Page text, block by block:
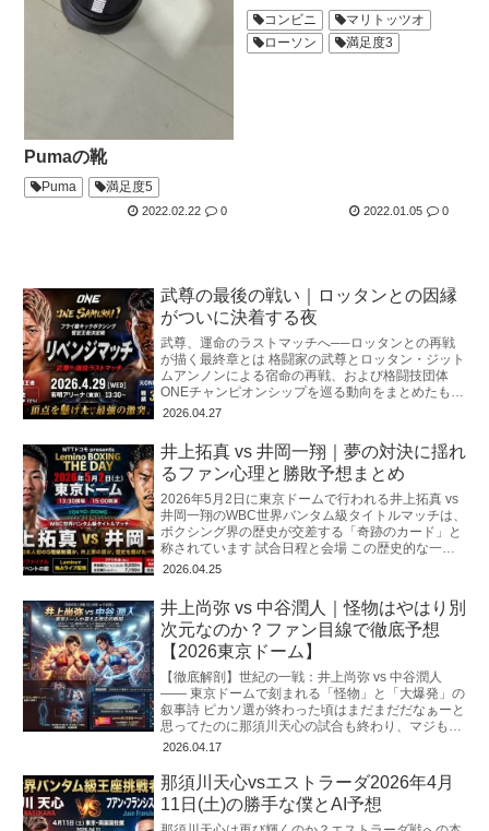
Pumaの靴
Puma 満足度5
2022.02.22 0
コンビニ
マリトッツオ
ローソン
満足度3
2022.01.05 0
武尊の最後の戦い｜ロッタンとの因縁
がついに決着する夜
武尊、運命のラストマッチへ──ロッタンとの再戦
が描く最終章とは 格闘家の武尊とロッタン・ジット
ムアンノンによる宿命の再戦、および格闘技団体
ONEチャンピオンシップを巡る動向をまとめたもの
です。 両者は2025年3月の初対
2026.04.27
井上拓真 vs 井岡一翔｜夢の対決に揺れ
るファン心理と勝敗予想まとめ
2026年5月2日に東京ドームで行われる井上拓真 vs
井岡一翔のWBC世界バンタム級タイトルマッチは、
ボクシング界の歴史が交差する「奇跡のカード」と
称されています 試合日程と会場 この歴史的な一戦
は、2026年5月2日
2026.04.25
井上尚弥 vs 中谷潤人｜怪物はやはり別
次元なのか？ファン目線で徹底予想
【2026東京ドーム】
【徹底解剖】世紀の一戦：井上尚弥 vs 中谷潤人
―― 東京ドームで刻まれる「怪物」と「大爆発」の
叙事詩 ピカソ選が終わった頃はまだまだだなぁーと
思ってたのに那須川天心の試合も終わり、マジもう
すぐゴングだと思うと心臓がバ
2026.04.17
那須川天心vsエストラーダ2026年4月
11日(土)の勝手な僕とAI予想